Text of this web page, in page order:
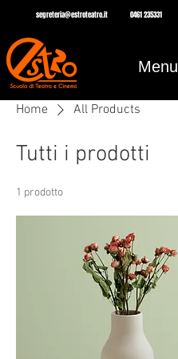
segreteria@estroteatro.it 0461 235331
Menu
Home All Products
Tutti i prodotti
1 prodotto